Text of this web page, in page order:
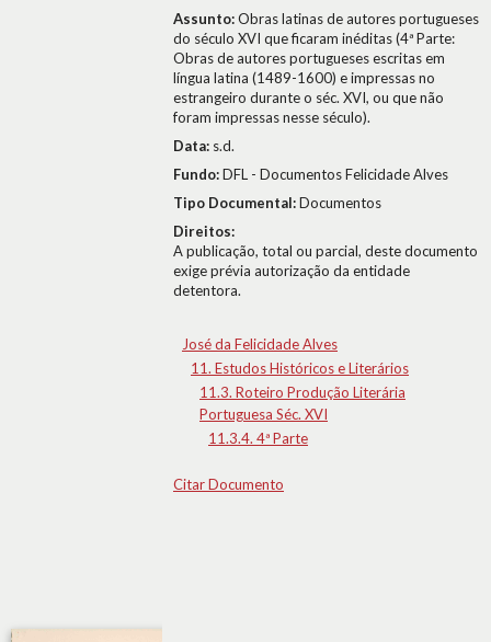
Assunto:Obras latinas de autores portugueses
do século XVI que ficaram inéditas (4ª Parte:
Obras de autores portugueses escritas em
língua latina (1489-1600) e impressas no
estrangeiro durante o séc. XVI, ou que não
foram impressas nesse século).
Data: s.d.
Fundo:DFL - Documentos Felicidade Alves
Tipo Documental:Documentos
Direitos:
A publicação, total ou parcial, deste documento
exige prévia autorização da entidade
detentora.
José da Felicidade Alves
11. Estudos Históricos e Literários
11.3. Roteiro Produção Literária
Portuguesa Séc. XVI
11.3.4. 4ª Parte
Citar Documento